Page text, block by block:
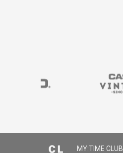
MY:TIME CLUB